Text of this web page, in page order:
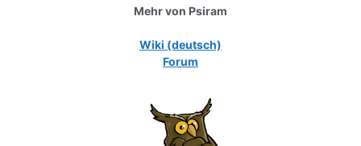
Mehr von Psiram
Wiki (deutsch)
Forum